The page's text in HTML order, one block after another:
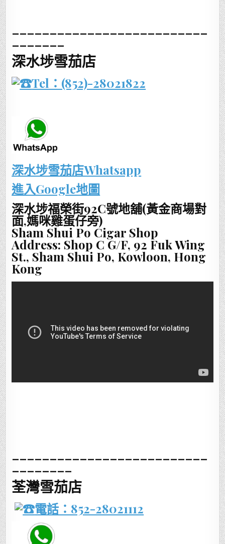
_______
深水埗雪茄店
Tel：(852)-28021822
深水埗雪茄店Whatsapp
進入Google地圖
深水埗福榮街92C號地舖(黃金商場對
面,媽咪雞蛋仔旁)
Sham Shui Po Cigar Shop
Address: Shop C G/F, 92 Fuk Wing
St., Sham Shui Po, Kowloon, Hong
Kong
________
荃灣雪茄店
電話：852-28021112